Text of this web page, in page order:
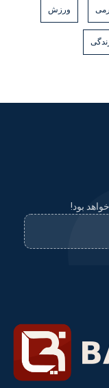
ورزش
بود!